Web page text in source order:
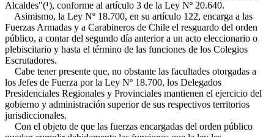
Alcaldes"(¹), conforme al artículo 3 de la Ley Nº 20.640.
Asimismo, la Ley Nº 18.700, en su artículo 122, encarga a las
Fuerzas Armadas y a Carabineros de Chile el resguardo del orden
público, a contar del segundo día anterior a un acto eleccionario o
plebiscitario y hasta el término de las funciones de los Colegios
Escrutadores.
Cabe tener presente que, no obstante las facultades otorgadas a
los Jefes de Fuerza por la Ley Nº 18.700, los Delegados
Presidenciales Regionales y Provinciales mantienen el ejercicio del
gobierno y administración superior de sus respectivos territorios
jurisdiccionales.
Con el objeto de que las fuerzas encargadas del orden público